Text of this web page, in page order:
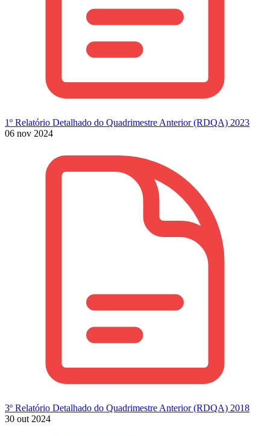
1º Relatório Detalhado do Quadrimestre Anterior (RDQA) 2023
06 nov 2024
3º Relatório Detalhado do Quadrimestre Anterior (RDQA) 2018
30 out 2024